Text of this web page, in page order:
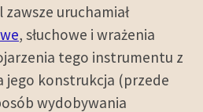
uruchamiał
, słuchowe i wrażenia
tego instrumentu z
jego konstrukcja (przede
wydobywania